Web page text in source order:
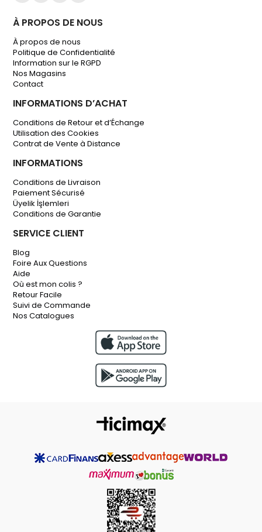
À PROPOS DE NOUS
À propos de nous
Politique de Confidentialité
Information sur le RGPD
Nos Magasins
Contact
INFORMATIONS D’ACHAT
Conditions de Retour et d’Échange
Utilisation des Cookies
Contrat de Vente à Distance
INFORMATIONS
Conditions de Livraison
Paiement Sécurisé
Üyelik İşlemleri
Conditions de Garantie
SERVICE CLIENT
Blog
Foire Aux Questions
Aide
Où est mon colis ?
Retour Facile
Suivi de Commande
Nos Catalogues